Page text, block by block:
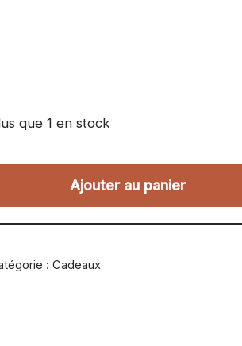
que 1 en stock
Ajouter au panier
: Cadeaux